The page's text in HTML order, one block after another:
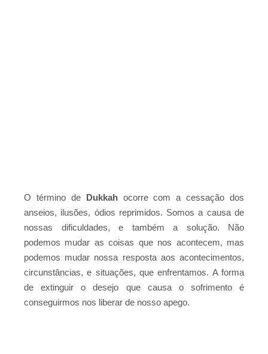
O término de Dukkah ocorre com a cessação dos
anseios, ilusões, ódios reprimidos. Somos a causa de
nossas dificuldades, e também a solução. Não
podemos mudar as coisas que nos acontecem, mas
podemos mudar nossa resposta aos acontecimentos,
circunstâncias, e situações, que enfrentamos. A forma
de extinguir o desejo que causa o sofrimento é
conseguirmos nos liberar de nosso apego.